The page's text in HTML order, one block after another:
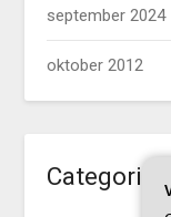
september 2024
oktober 2012
Categories